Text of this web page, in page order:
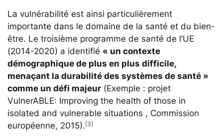
La vulnérabilité est ainsi particulièrement
importante dans le domaine de la santé et du bien-
être. Le troisième programme de santé de l’UE
(2014-2020) a identifié « un contexte
démographique de plus en plus difficile,
menaçant la durabilité des systèmes de santé »
comme un défi majeur (Exemple : projet
VulnerABLE: Improving the health of those in
isolated and vulnerable situations , Commission
européenne, 2015). [3]